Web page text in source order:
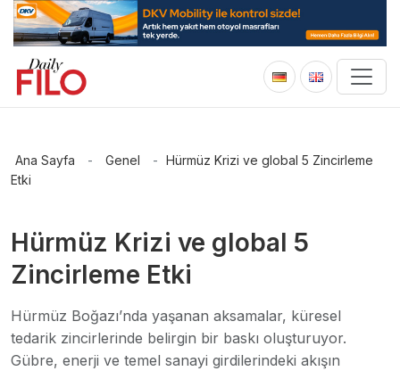
Ana Sayfa - Genel - Hürmüz Krizi ve global 5 Zincirleme
Etki
Hürmüz Krizi ve global 5
Zincirleme Etki
Hürmüz Boğazı’nda yaşanan aksamalar, küresel
tedarik zincirlerinde belirgin bir baskı oluşturuyor.
Gübre, enerji ve temel sanayi girdilerindeki akışın